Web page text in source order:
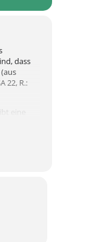
dass
22, R.:
eine